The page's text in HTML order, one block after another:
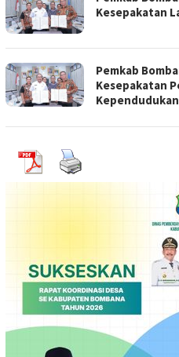
Kesepakatan
Pemkab
Kesepakatan
Kependudukan